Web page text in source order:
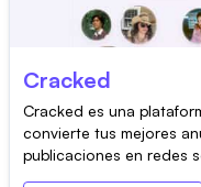
Cracked
Cracked es una
convierte tus mejores
publicaciones en redes